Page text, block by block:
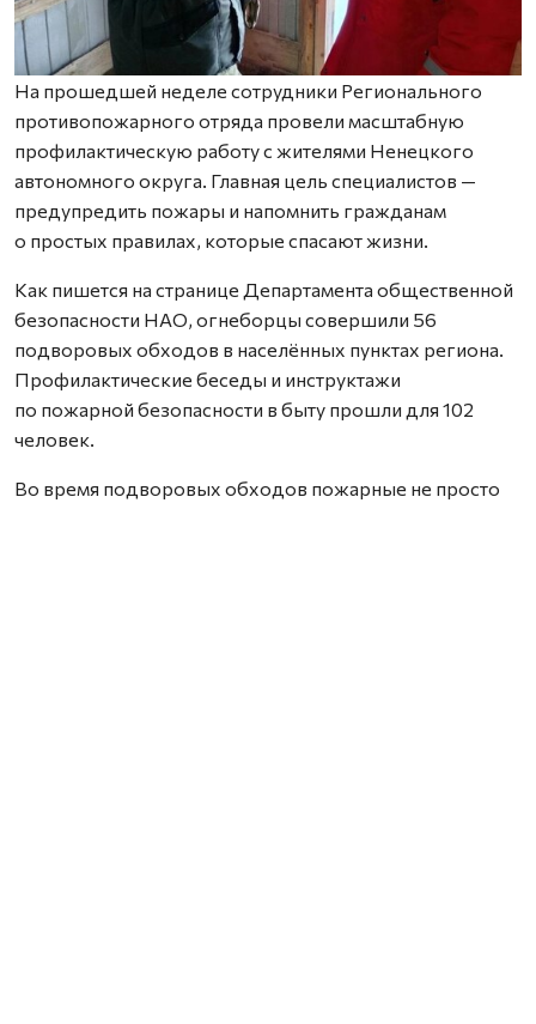
На прошедшей неделе сотрудники Регионального
противопожарного отряда провели масштабную
профилактическую работу с жителями Ненецкого
автономного округа. Главная цель специалистов —
предупредить пожары и напомнить гражданам
о простых правилах, которые спасают жизни.
Как пишется на странице Департамента общественной
безопасности НАО, огнеборцы совершили 56
подворовых обходов в населённых пунктах региона.
Профилактические беседы и инструктажи
по пожарной безопасности в быту прошли для 102
человек.
Во время подворовых обходов пожарные не просто